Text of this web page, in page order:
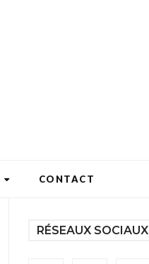
CONTACT
RÉSEAUX SOCIAUX